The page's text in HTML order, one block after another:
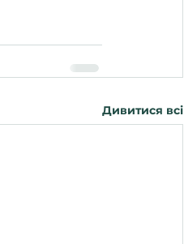
Дивитися всі